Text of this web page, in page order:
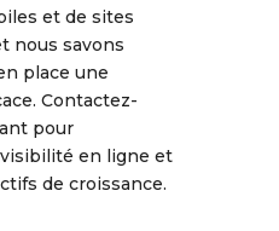
et de sites
nous savons
place une
Contactez-
pour
en ligne et
de croissance.